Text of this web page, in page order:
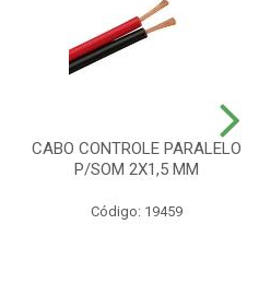
CABO CONTROLE PARALELO
P/SOM 2X1,5 MM
Código: 19459